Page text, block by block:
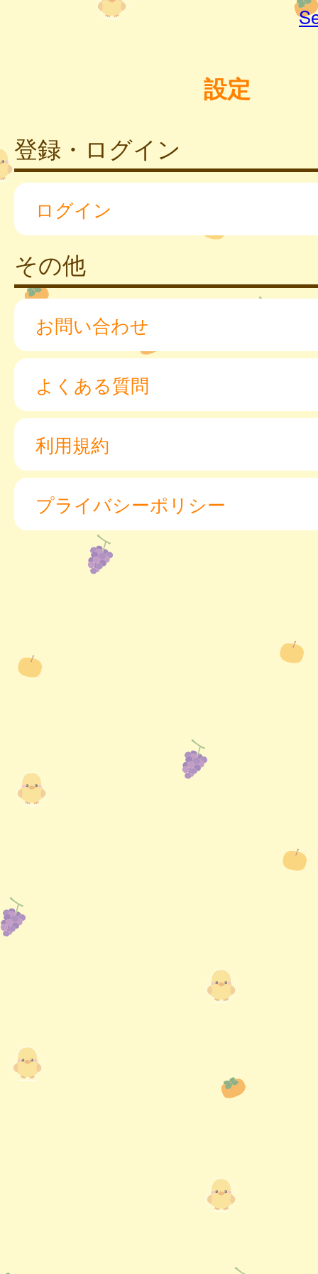
設定
登録・ログイン
ログイン
その他
お問い合わせ
よくある質問
利用規約
プライバシーポリシー